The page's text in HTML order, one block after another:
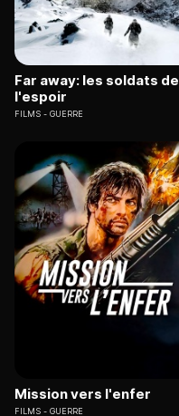
Far away: les soldats de
l'espoir
FILMS GUERRE
Mission vers l'enfer
FILMS GUERRE